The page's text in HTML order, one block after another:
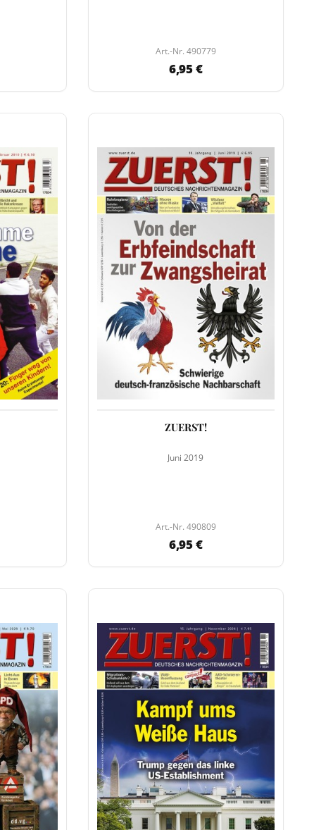
Art.-Nr. 490779
6,95 €
ZUERST!
Juni 2019
Art.-Nr. 490809
6,95 €